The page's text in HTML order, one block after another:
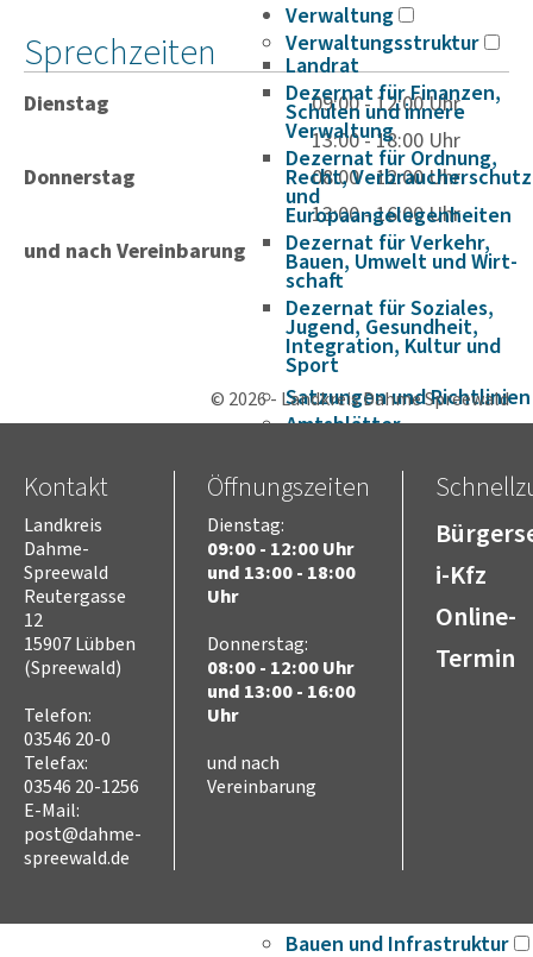
Verwaltung
Verwaltungsstruktur
Landrat
Dezernat für Finanzen,
Schulen und innere
Verwaltung
Dezernat für Ordnung,
Recht, Verbraucherschutz
und
Europaangelegenheiten
Dezernat für Verkehr,
Bauen, Umwelt und Wirt­
schaft
Dezernat für Soziales,
Jugend, Gesundheit,
Integration, Kultur und
Sport
Satzungen und Richtlinien
Amtsblätter
Stellenausschreibungen
Wahlen
Karriere
Kreistag
Vorsitz des Kreistages
Niederschriften
Videoaufzeichnungen
Familie
Kinder
Bauen und Infrastruktur
Sprechzeiten
Dienstag
09:00 - 12:00 Uhr
13:00 - 18:00 Uhr
Donnerstag
08:00 - 12:00 Uhr
13:00 - 16:00 Uhr
und nach Vereinbarung
© 2026 - Landkreis Dahme Spreewald
Kontakt
Landkreis
Dahme-
Spreewald
Reutergasse
12
15907 Lübben
(Spreewald)
Telefon:
03546 20-0
Telefax:
03546 20-1256
E-Mail:
post@dahme-
spreewald.de
Öffnungszeiten
Dienstag:
09:00 - 12:00 Uhr
und 13:00 - 18:00
Uhr
Donnerstag:
08:00 - 12:00 Uhr
und 13:00 - 16:00
Uhr
und nach
Vereinbarung
i-Kfz
Online-
Termin